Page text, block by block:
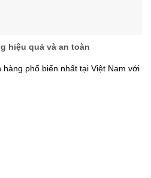
hiệu quả và an toàn
phổ biến nhất tại Việt Nam với